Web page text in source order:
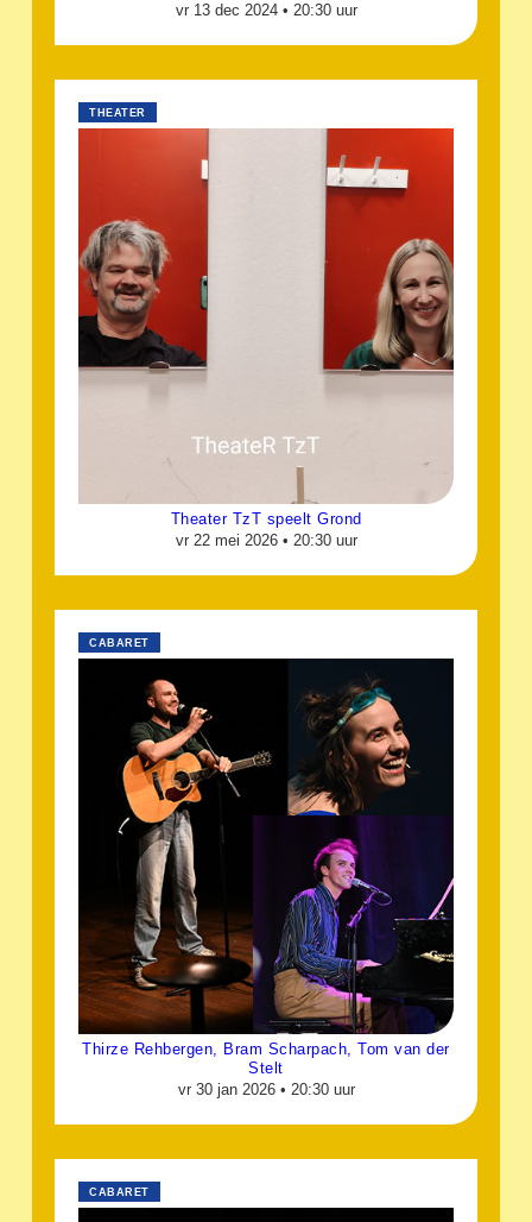
vr 13 dec 2024 • 20:30 uur
THEATER
Theater TzT speelt Grond
vr 22 mei 2026 • 20:30 uur
CABARET
Thirze Rehbergen, Bram Scharpach, Tom van der
Stelt
vr 30 jan 2026 • 20:30 uur
CABARET